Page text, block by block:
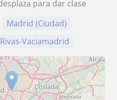
para dar clase
Madrid (Ciudad)
Rivas-Vaciamadrid